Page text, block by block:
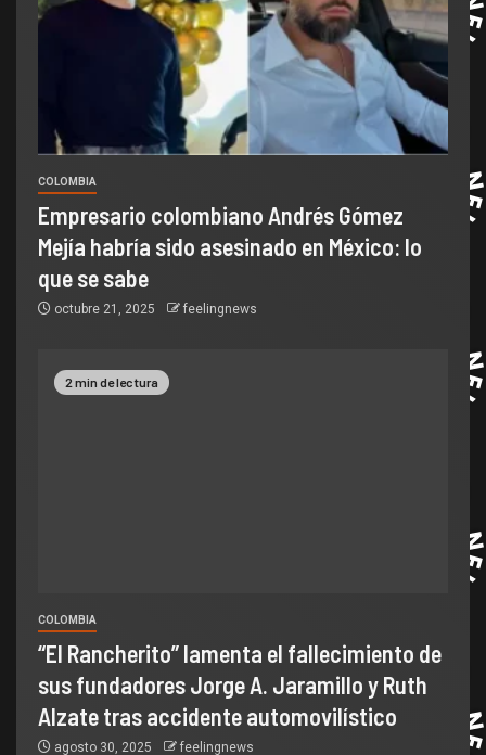
COLOMBIA
Empresario colombiano Andrés Gómez
Mejía habría sido asesinado en México: lo
que se sabe
octubre 21, 2025 feelingnews
2 min de lectura
COLOMBIA
“El Rancherito” lamenta el fallecimiento de
sus fundadores Jorge A. Jaramillo y Ruth
Alzate tras accidente automovilístico
agosto 30, 2025 feelingnews